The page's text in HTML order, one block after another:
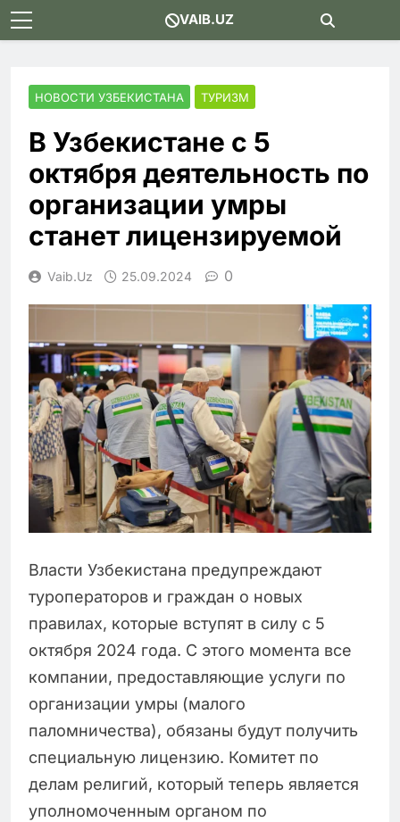
Skip
to
VAIB.UZ
НОВОСТИ УЗБЕКИСТАНА ТУРИЗМ
В Узбекистане с 5
октября деятельность по
организации умры
станет лицензируемой
Vaib.uz 25.09.2024 0
Власти Узбекистана предупреждают
туроператоров и граждан о новых
правилах, которые вступят в силу с 5
октября 2024 года. С этого момента все
компании, предоставляющие услуги по
организации умры (малого
паломничества), обязаны будут получить
специальную лицензию. Комитет по
делам религий, который теперь является
уполномоченным органом по